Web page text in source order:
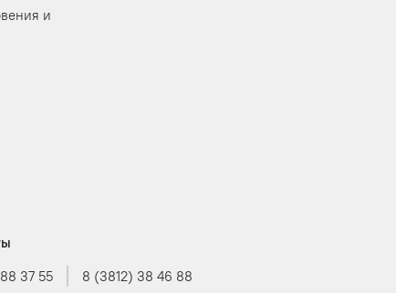
и
37 55
8 (3812) 38 46 88